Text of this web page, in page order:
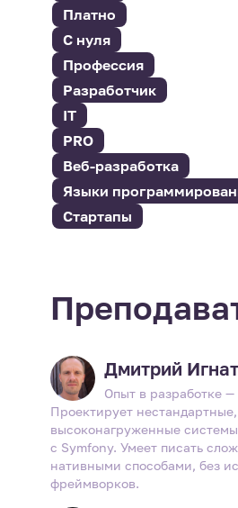
Платно
С нуля
Профессия
Разработчик
IT
PRO
Веб-разработка
Языки
Стартапы
Дмитрий
Опыт в разработке —
Проектирует
высоконагруженные системы
с Symfony. Умеет писать
нативными способами, без
фреймворков.